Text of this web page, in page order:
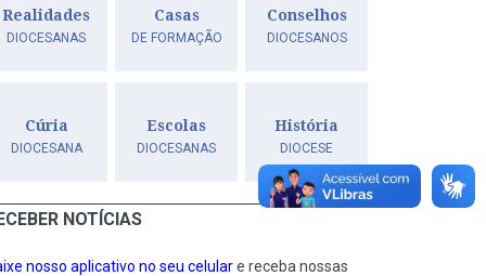
Realidades
DIOCESANAS
Casas
DE FORMAÇÃO
Conselhos
DIOCESANOS
Cúria
DIOCESANA
Escolas
DIOCESANAS
História
DIOCESE
NOTÍCIAS
nosso aplicativo no seu celulare receba nossas